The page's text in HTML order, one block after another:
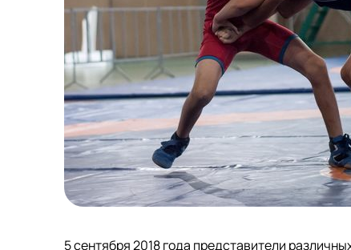
5 сентября 2018 года представители